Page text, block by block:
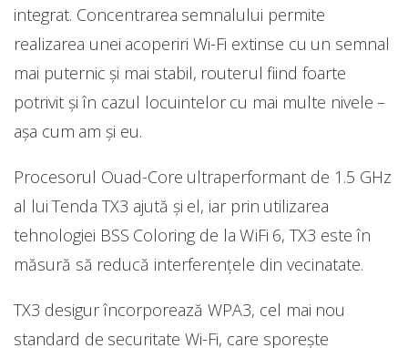
integrat. Concentrarea semnalului permite
realizarea unei acoperiri Wi-Fi extinse cu un semnal
mai puternic și mai stabil, routerul fiind foarte
potrivit și în cazul locuintelor cu mai multe nivele –
așa cum am și eu.
Procesorul Ouad-Core ultraperformant de 1.5 GHz
al lui Tenda TX3 ajută și el, iar prin utilizarea
tehnologiei BSS Coloring de la WiFi 6, TX3 este în
măsură să reducă interferențele din vecinatate.
TX3 desigur încorporează WPA3, cel mai nou
standard de securitate Wi-Fi, care sporește